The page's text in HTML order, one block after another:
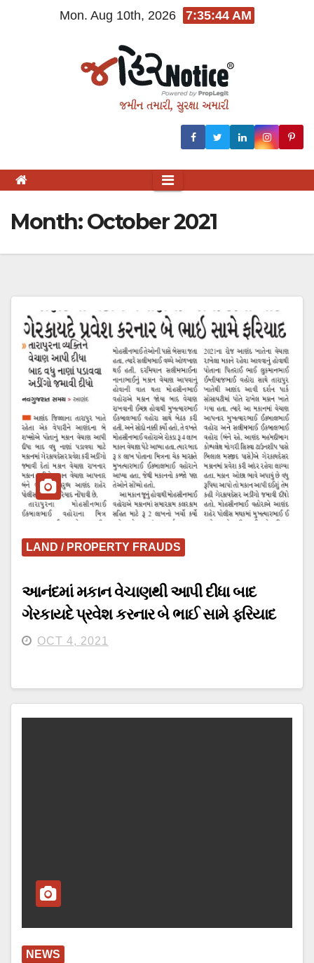
Mon. Aug 10th, 2026 7:35:44 AM
Month:October 2021
LAND / PROPERTY FRAUDS
આનંદમાં મકાન વેચાણથી આપી દીધા બાદ
ગેરકાયદે પ્રવેશ કરનાર બે ભાઈ સામે ફરિયાદ
OCT 4, 2021
NEWS